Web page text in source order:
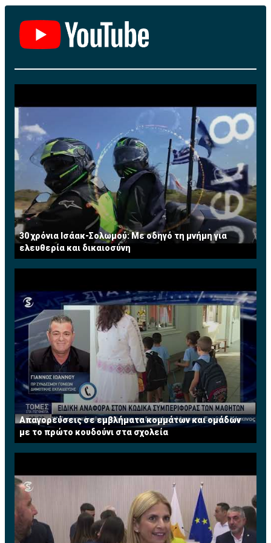
αστυνομικών αρχών.
Πηγή: ΚΥΠΕ
30 χρόνια Ισάακ-Σολωμού: Με οδηγό τη μνήμη για
ελευθερία και δικαιοσύνη
Απαγορεύσεις σε εμβλήματα κομμάτων και ομάδων
με το πρώτο κουδούνι στα σχολεία